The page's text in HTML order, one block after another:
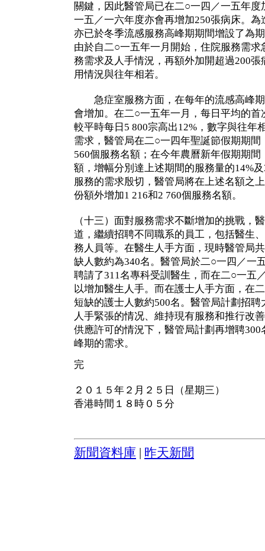
關鍵，因此醫管局已在二○一四／一五年
一五／一六年度亦會再增加250張病床。
亦已於冬季流感服務高峰期期間增設了為
由於自二○一五年一月開始，住院服務需
務需求及人手情況，再額外加開超過200
用情況與往年相若。
急症室服務方面，在每年的流感高峰期
會增加。在二○一五年一月，每日平均的首
較平時每日5 800宗高出12%，數字與往年
需求，醫管局在二○一四年聖誕節假期期
560個服務名額；在今年農曆新年假期期間
額，增幅分別達上述期間的服務量的14%
服務的需求殷切，醫管局將在上述名額之
份額外增加1 216和2 760個服務名額。
（十三）面對服務需求不斷增加的挑戰，
道，繼續招聘不同職系的員工，包括醫生
務人員等。在醫生人手方面，現時醫管局
缺人數約為340名。醫管局於二○一四／一
聘請了311名專科受訓醫生，而在二○一五
以增加醫生人手。而在護士人手方面，在
短缺的護士人數約500名。醫管局計劃招聘
人手緊張的情况、維持現有服務和推行改
供應許可的情況下，醫管局計劃再增聘
峰期的需求。
完
２０１５年２月２５日（星期三）
香港時間１８時０５分
新聞資料庫 昨天新聞